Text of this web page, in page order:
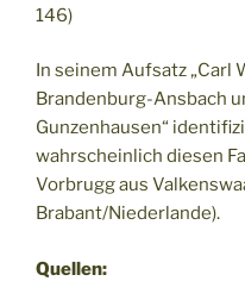
146)
In seinem Aufsatz „Carl
Brandenburg-Ansbach
Gunzenhausen“
wahrscheinlich diesen
Vorbrugg aus
Brabant/Niederlande).
Quellen: